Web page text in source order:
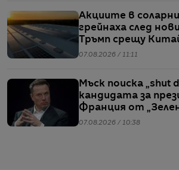
Акциите в
грейнаха след
Тръмп срещу
07.08.2026 / 11:11
Мъск поиска „shut
кандидата за
Франция от
07.08.2026 / 10:38